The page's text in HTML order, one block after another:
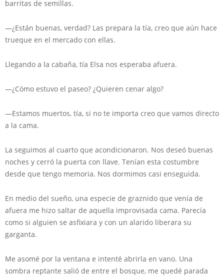
barritas de semillas.
—¿Están buenas, verdad? Las prepara la tía, creo que aún hace
trueque en el mercado con ellas.
Llegando a la cabaña, tía Elsa nos esperaba afuera.
—¿Cómo estuvo el paseo? ¿Quieren cenar algo?
—Estamos muertos, tía, si no te importa creo que vamos directo
a la cama.
La seguimos al cuarto que acondicionaron. Nos deseó buenas
noches y cerró la puerta con llave. Tenían esta costumbre
desde que tengo memoria. Nos dormimos casi enseguida.
En medio del sueño, una especie de graznido que venía de
afuera me hizo saltar de aquella improvisada cama. Parecía
como si alguien se asfixiara y con un alarido liberara su
garganta.
Me asomé por la ventana e intenté abrirla en vano. Una
sombra reptante salió de entre el bosque, me quedé parada